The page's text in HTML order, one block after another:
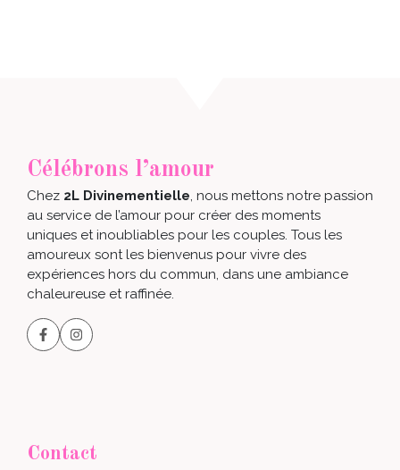
Célébrons l’amour
Chez 2L Divinementielle, nous mettons notre passion
au service de l’amour pour créer des moments
uniques et inoubliables pour les couples. Tous les
amoureux sont les bienvenus pour vivre des
expériences hors du commun, dans une ambiance
chaleureuse et raffinée.
Contact